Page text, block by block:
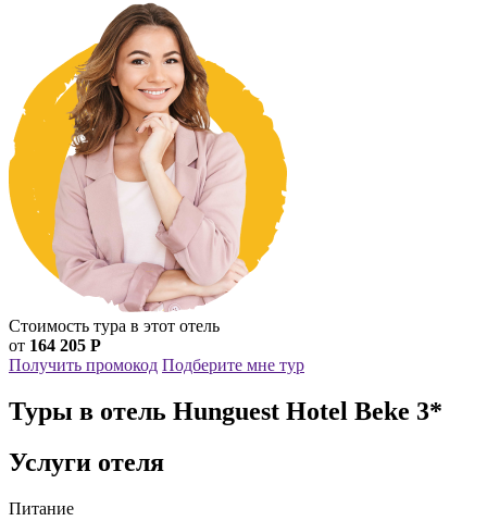
Стоимость тура в этот отель
от 164 205 Р
Получить промокод Подберите мне тур
Туры в отель Hunguest Hotel Beke 3*
Услуги отеля
Питание